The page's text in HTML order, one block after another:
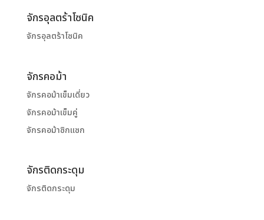
จักรอุลตร้าโซนิค
จักรอุลตร้าโซนิค
จักรคอม้า
จักรคอม้าเข็มเดี่ยว
จักรคอม้าเข็มคู่
จักรคอม้าซิกแซก
จักรติดกระดุม
จักรติดกระดุม